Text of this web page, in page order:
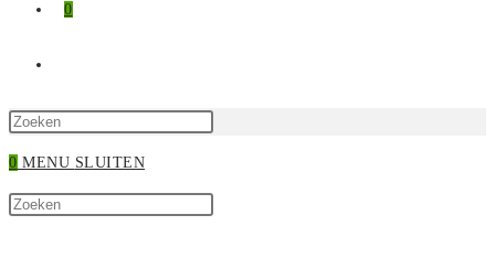
0
ZOEKEN
0 MENU SLUITEN
Zoek